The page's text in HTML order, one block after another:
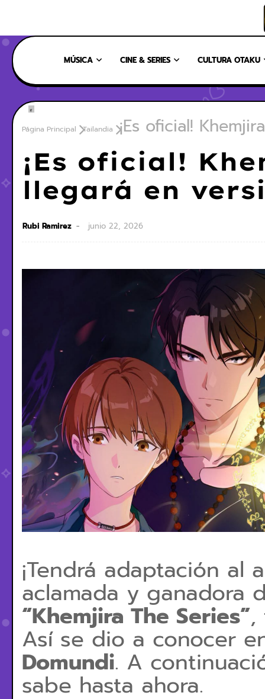
MÚSICA CINE & SERIES CULTURA OTAKU
Página Principal Tailandia ¡Es oficial!
¡Es oficial!
llegará en
Rubi Ramirez junio 22, 2026
¡Tendrá adaptación al
aclamada y ganadora
“Khemjira The Series”,
Así se dio a conocer
Domundi. A
sabe hasta ahora.